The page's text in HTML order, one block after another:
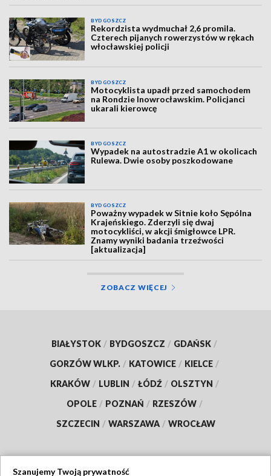
BYDGOSZCZ
Rekordzista wydmuchał 2,6 promila.
Czterech pijanych rowerzystów w rękach
włocławskiej policji
BYDGOSZCZ
Motocyklista upadł przed samochodem
na Rondzie Inowrocławskim. Policjanci
ukarali kierowcę
BYDGOSZCZ
Wypadek na autostradzie A1 w okolicach
Rulewa. Dwie osoby poszkodowane
BYDGOSZCZ
Poważny wypadek w Sitnie koło Sępólna
Krajeńskiego. Zderzyli się dwaj
motocykliści, w akcji śmigłowce LPR.
Znamy wyniki badania trzeźwości
[aktualizacja]
ZOBACZ WIĘCEJ
BIAŁYSTOK / BYDGOSZCZ / GDAŃSK /
GORZÓW WLKP. / KATOWICE / KIELCE /
KRAKÓW / LUBLIN / ŁÓDŹ / OLSZTYN /
OPOLE / POZNAŃ / RZESZÓW /
SZCZECIN / WARSZAWA / WROCŁAW
Szanujemy Twoją prywatność